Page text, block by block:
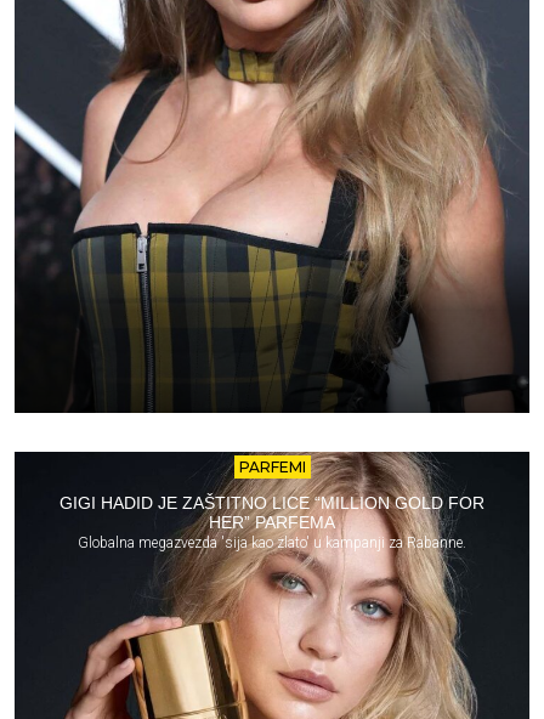
PARFEMI
GIGI HADID JE ZAŠTITNO LICE “MILLION GOLD FOR
HER” PARFEMA
Globalna megazvezda 'sija kao zlato' u kampanji za Rabanne.